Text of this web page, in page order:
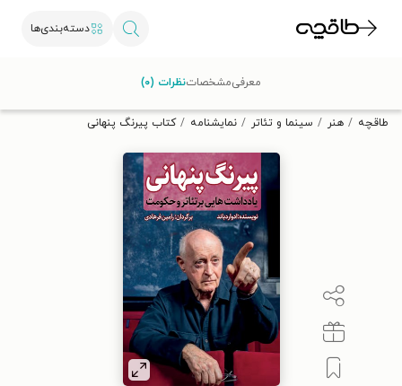
دسته‌بندی‌ها
تخفیف از طاقچه دریافت کن.
طاقچه هنر سینما و تئاتر نمایشنامه کتاب پیرنگ پنهانی
معرفیمشخصاتنظرات (۰)